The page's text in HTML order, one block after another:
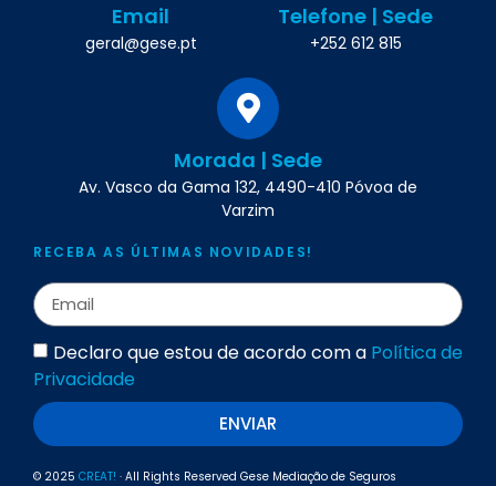
Email
geral@gese.pt
Telefone | Sede
+252 612 815
Morada | Sede
Av. Vasco da Gama 132, 4490-410 Póvoa de
Varzim
RECEBA AS ÚLTIMAS NOVIDADES!
Declaro que estou de acordo com a Política de
Privacidade
ENVIAR
© 2025 CREAT! · All Rights Reserved Gese Mediação de Seguros